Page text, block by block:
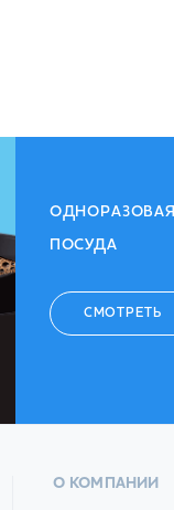
ОДНОРАЗОВАЯ
ПОСУДА
СМОТРЕТЬ
О КОМПАНИИ